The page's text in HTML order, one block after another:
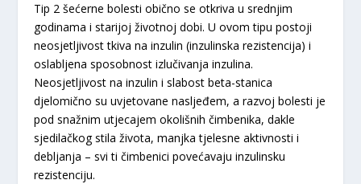
Tip 2 šećerne bolesti obično se otkriva u srednjim
godinama i starijoj životnoj dobi. U ovom tipu postoji
neosjetljivost tkiva na inzulin (inzulinska rezistencija) i
oslabljena sposobnost izlučivanja inzulina.
Neosjetljivost na inzulin i slabost beta-stanica
djelomično su uvjetovane nasljeđem, a razvoj bolesti je
pod snažnim utjecajem okolišnih čimbenika, dakle
sjedilačkog stila života, manjka tjelesne aktivnosti i
debljanja – svi ti čimbenici povećavaju inzulinsku
rezistenciju.